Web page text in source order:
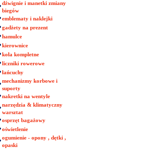
dźwignie i manetki zmiany
biegów
emblematy i naklejki
gadżety na prezent
hamulce
kierownice
koła kompletne
liczniki rowerowe
łańcuchy
mechanizmy korbowe i
suporty
nakretki na wentyle
narzędzia & klimatyczny
warsztat
osprzęt bagażowy
oświetlenie
ogumienie - opony , dętki ,
opaski